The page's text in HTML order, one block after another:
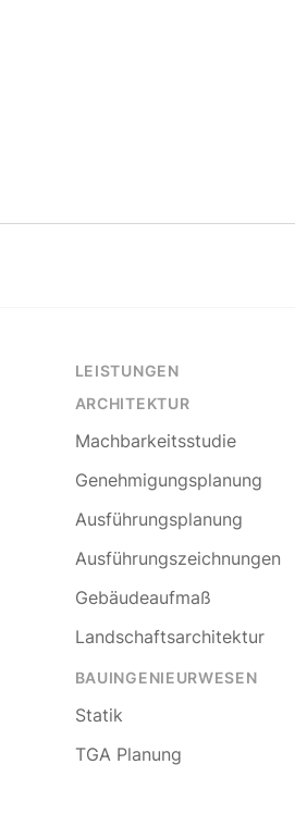
LEISTUNGEN
ARCHITEKTUR
Machbarkeitsstudie
Genehmigungsplanung
Ausführungsplanung
Ausführungszeichnungen
Gebäudeaufmaß
Landschaftsarchitektur
BAUINGENIEURWESEN
Statik
TGA Planung